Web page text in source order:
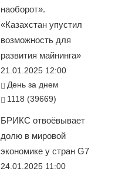
наоборот».
«Казахстан упустил
возможность для
развития майнинга»
21.01.2025 12:00
День за днем
1118 (39669)
БРИКС отвоёвывает
долю в мировой
экономике у стран G7
24.01.2025 11:00